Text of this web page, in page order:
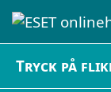
Tryck på